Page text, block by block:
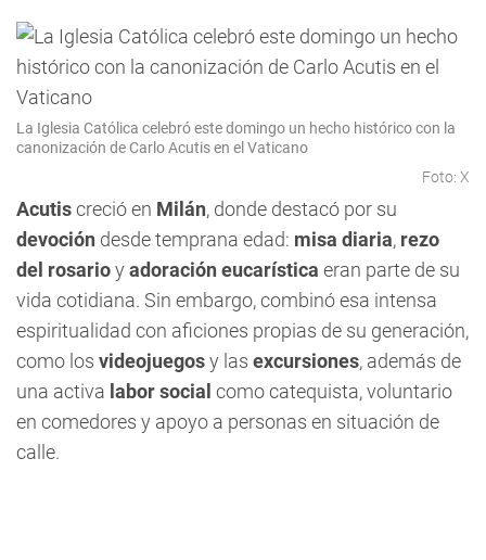
La Iglesia Católica celebró este domingo un hecho histórico con la
canonización de Carlo Acutis en el Vaticano
Foto: X
Acutiscreció en Milán, donde destacó por su
devoción desde temprana edad: misa diaria, rezo
del rosarioy adoración eucarística eran parte de su
vida cotidiana. Sin embargo, combinó esa intensa
espiritualidad con aficiones propias de su generación,
como los videojuegosy las excursiones, además de
una activa labor social como catequista, voluntario
en comedores y apoyo a personas en situación de
calle.